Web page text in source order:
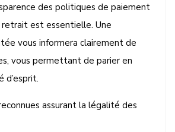
des politiques de paiement
est essentielle. Une
vous informera clairement de
vous permettant de parier en
assurant la légalité des